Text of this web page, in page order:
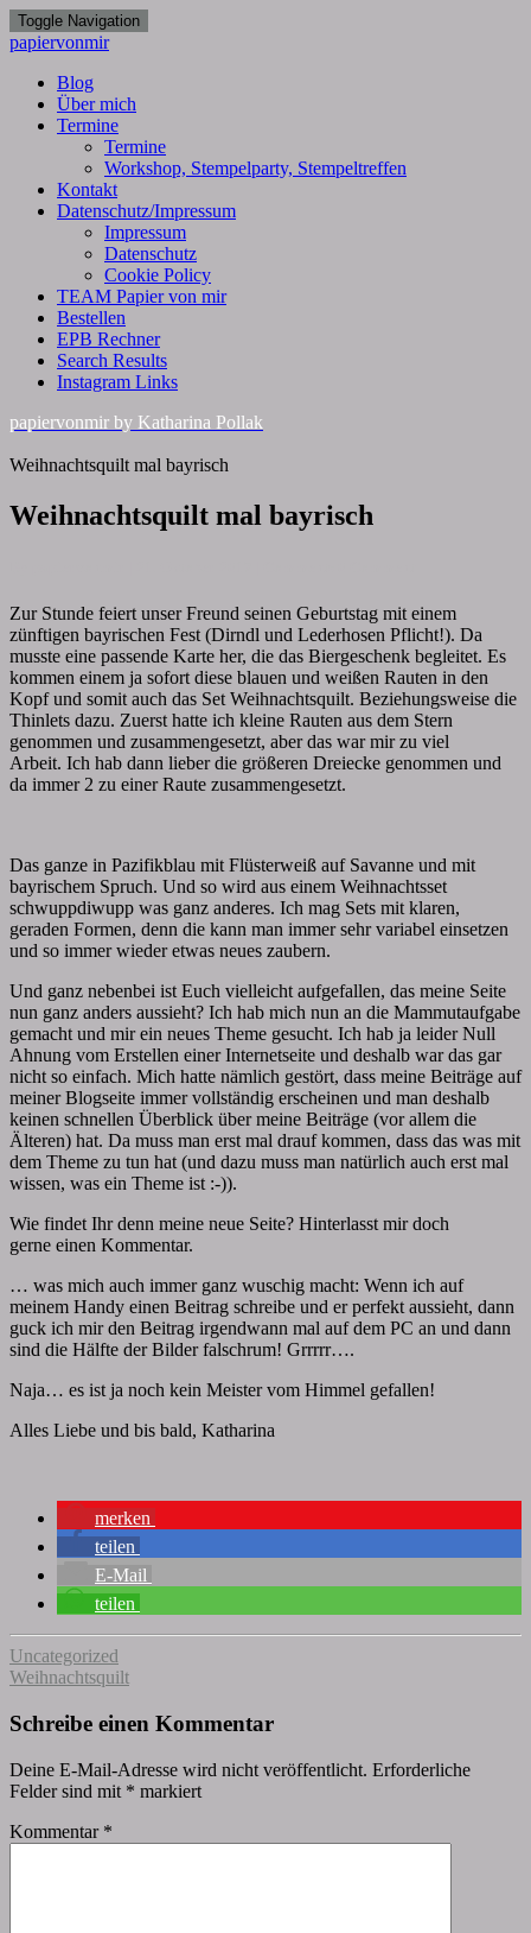
Toggle Navigation
papiervonmir
Blog
Über mich
Termine
Termine
Workshop, Stempelparty, Stempeltreffen
Kontakt
Datenschutz/Impressum
Impressum
Datenschutz
Cookie Policy
TEAM Papier von mir
Bestellen
EPB Rechner
Search Results
Instagram Links
papiervonmir by Katharina Pollak
Weihnachtsquilt mal bayrisch
Weihnachtsquilt mal bayrisch
Zur Stunde feiert unser Freund seinen Geburtstag mit einem
zünftigen bayrischen Fest (Dirndl und Lederhosen Pflicht!). Da
musste eine passende Karte her, die das Biergeschenk begleitet. Es
kommen einem ja sofort diese blauen und weißen Rauten in den
Kopf und somit auch das Set Weihnachtsquilt. Beziehungsweise die
Thinlets dazu. Zuerst hatte ich kleine Rauten aus dem Stern
genommen und zusammengesetzt, aber das war mir zu viel
Arbeit. Ich hab dann lieber die größeren Dreiecke genommen und
da immer 2 zu einer Raute zusammengesetzt.
Das ganze in Pazifikblau mit Flüsterweiß auf Savanne und mit
bayrischem Spruch. Und so wird aus einem Weihnachtsset
schwuppdiwupp was ganz anderes. Ich mag Sets mit klaren,
geraden Formen, denn die kann man immer sehr variabel einsetzen
und so immer wieder etwas neues zaubern.
Und ganz nebenbei ist Euch vielleicht aufgefallen, das meine Seite
nun ganz anders aussieht? Ich hab mich nun an die Mammutaufgabe
gemacht und mir ein neues Theme gesucht. Ich hab ja leider Null
Ahnung vom Erstellen einer Internetseite und deshalb war das gar
nicht so einfach. Mich hatte nämlich gestört, dass meine Beiträge auf
meiner Blogseite immer vollständig erscheinen und man deshalb
keinen schnellen Überblick über meine Beiträge (vor allem die
Älteren) hat. Da muss man erst mal drauf kommen, dass das was mit
dem Theme zu tun hat (und dazu muss man natürlich auch erst mal
wissen, was ein Theme ist :-)).
Wie findet Ihr denn meine neue Seite? Hinterlasst mir doch
gerne einen Kommentar.
… was mich auch immer ganz wuschig macht: Wenn ich auf
meinem Handy einen Beitrag schreibe und er perfekt aussieht, dann
guck ich mir den Beitrag irgendwann mal auf dem PC an und dann
sind die Hälfte der Bilder falschrum! Grrrrr….
Naja… es ist ja noch kein Meister vom Himmel gefallen!
Alles Liebe und bis bald, Katharina
merken
teilen
E-Mail
teilen
Uncategorized
Weihnachtsquilt
Schreibe einen Kommentar
Deine E-Mail-Adresse wird nicht veröffentlicht. Erforderliche
Felder sind mit * markiert
Kommentar *